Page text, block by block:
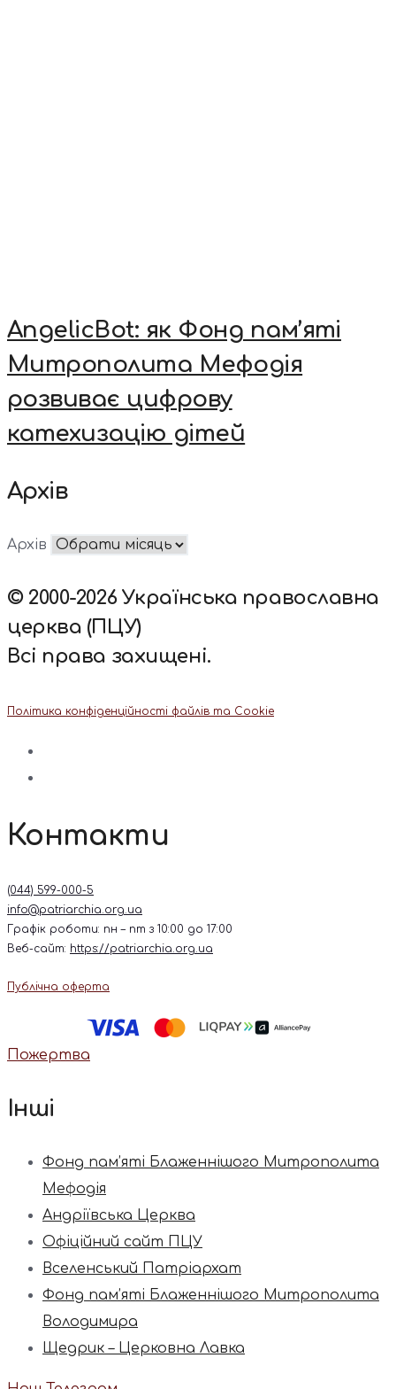
AngelicBot: як Фонд пам’яті
Митрополита Мефодія
розвиває цифрову
катехизацію дітей
Архів
Архів
© 2000-2026 Українська православна
церква (ПЦУ)
Всі права захищені.
Політика конфіденційності файлів та Cookie
Контакти
(044) 599-000-5
info@patriarchia.org.ua
Графік роботи: пн – пт з 10:00 до 17:00
Веб-сайт: https://patriarchia.org.ua
Публічна оферта
Пожертва
Інші
Фонд пам’яті Блаженнішого Митрополита
Мефодія
Андріївська Церква
Офіційний сайт ПЦУ
Вселенський Патріархат
Фонд пам’яті Блаженнішого Митрополита
Володимира
Щедрик – Церковна Лавка